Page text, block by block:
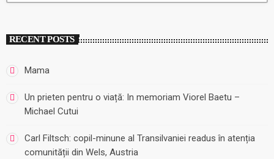
RECENT POSTS
Mama
Un prieten pentru o viață: In memoriam Viorel Baetu –
Michael Cutui
Carl Filtsch: copil-minune al Transilvaniei readus în atenția
comunității din Wels, Austria